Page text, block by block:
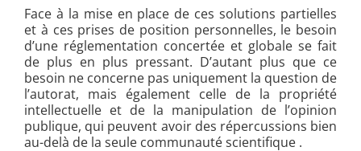
Face à la mise en place de ces solutions partielles
et à ces prises de position personnelles, le besoin
d’une réglementation concertée et globale se fait
de plus en plus pressant. D’autant plus que ce
besoin ne concerne pas uniquement la question de
l’autorat, mais également celle de la propriété
intellectuelle et de la manipulation de l’opinion
publique, qui peuvent avoir des répercussions bien
au-delà de la seule communauté scientifique .